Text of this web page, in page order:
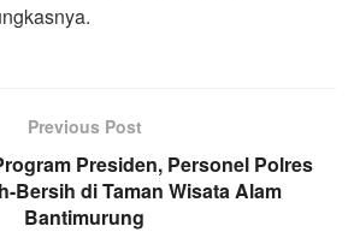
Previous Post
Presiden, Personel Polres
Bersih di Taman Wisata Alam
Bantimurung